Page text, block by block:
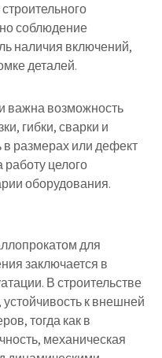
соблюдение
наличия включений,
деталей.
важна возможность
гибки, сварки и
размерах или дефект
работу целого
оборудования.
для
заключается в
В строительстве
к внешней
тогда как в
механическая